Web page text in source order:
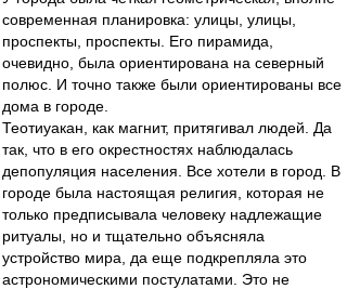
современная планировка: улицы, улицы,
проспекты, проспекты. Его пирамида,
очевидно, была ориентирована на северный
полюс. И точно также были ориентированы все
дома в городе.
Теотиуакан, как магнит, притягивал людей. Да
так, что в его окрестностях наблюдалась
депопуляция населения. Все хотели в город. В
городе была настоящая религия, которая не
только предписывала человеку надлежащие
ритуалы, но и тщательно объясняла
устройство мира, да еще подкрепляла это
астрономическими постулатами. Это не